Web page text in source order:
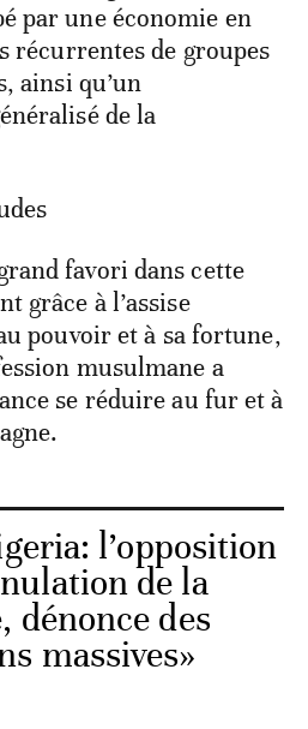
par une économie en
récurrentes de groupes
ainsi qu’un
de la
favori dans cette
grâce à l’assise
pouvoir et à sa fortune,
musulmane a
se réduire au fur et à
l’opposition
de la
dénonce des
massives»